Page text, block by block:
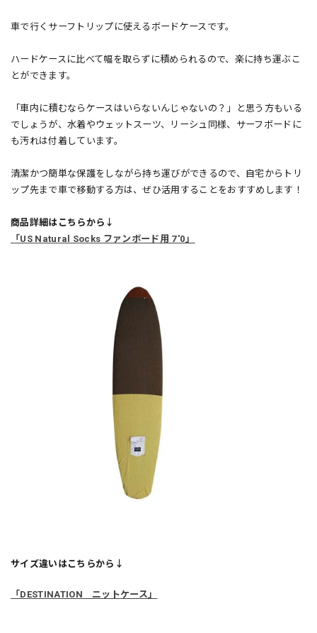
車で行くサーフトリップに使えるボードケースです。
ハードケースに比べて幅を取らずに積められるので、楽に持ち運ぶこ
とができます。
「車内に積むならケースはいらないんじゃないの？」と思う方もいる
でしょうが、水着やウェットスーツ、リーシュ同様、サーフボードに
も汚れは付着しています。
清潔かつ簡単な保護をしながら持ち運びができるので、自宅からトリ
ップ先まで車で移動する方は、ぜひ活用することをおすすめします！
商品詳細はこちらから↓
「US Natural Socks ファンボード用 7'0」
サイズ違いはこちらから↓
「DESTINATION ニットケース」